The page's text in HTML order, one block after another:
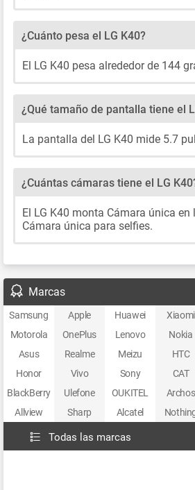
¿Cuánto pesa el LG K40?
El LG K40 pesa alrededor de 144
¿Qué tamaño de pantalla tiene el
La pantalla del LG K40 mide 5.7
¿Cuántas cámaras tiene el LG
El LG K40 monta Cámara única en
Cámara única para selfies.
Marcas
Samsung Apple Huawei Xiaomi
Motorola
OnePlus Lenovo Nokia
Asus
Realme Meizu HTC
Honor
Vivo Sony CAT
BlackBerry
Ulefone OUKITEL Archos
Allview
Sharp Alcatel
Todas las marcas